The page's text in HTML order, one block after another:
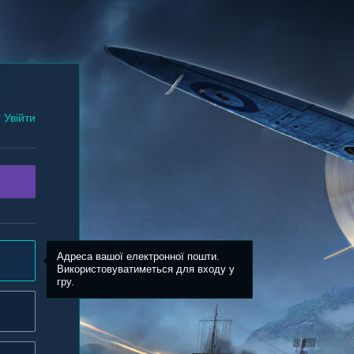
Увійти
Адреса вашої електронної пошти.
Використовуватиметься для входу у
гру.